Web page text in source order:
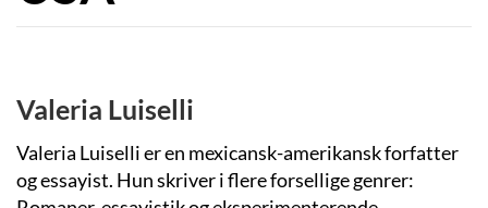
Valeria Luiselli
Valeria Luiselli er en mexicansk-amerikansk forfatter
og essayist. Hun skriver i flere forsellige genrer: